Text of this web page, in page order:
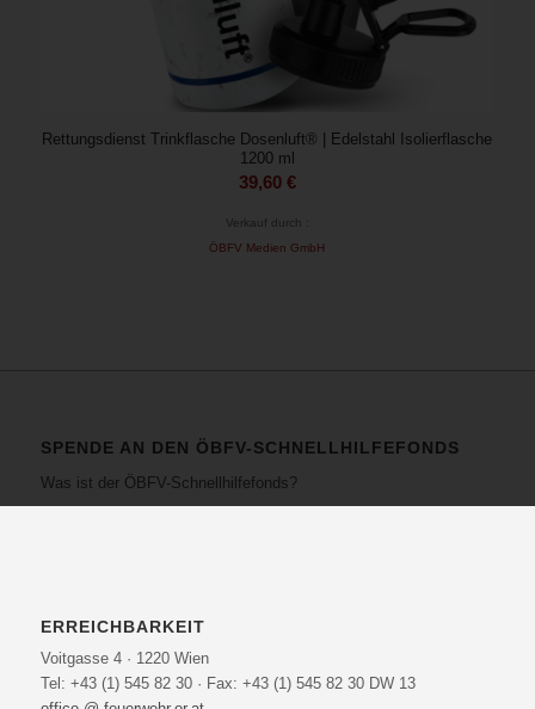
Rettungsdienst Trinkflasche Dosenluft® | Edelstahl Isolierflasche
1200 ml
39,60 €
Verkauf durch :
ÖBFV Medien GmbH
SPENDE AN DEN ÖBFV-SCHNELLHILFEFONDS
Was ist der ÖBFV-Schnellhilfefonds?
ERREICHBARKEIT
Voitgasse 4 · 1220 Wien
Tel: +43 (1) 545 82 30 · Fax: +43 (1) 545 82 30 DW 13